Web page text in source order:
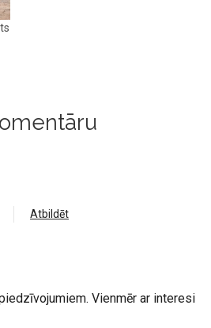
Atbildēt
Vienmēr ar interesi